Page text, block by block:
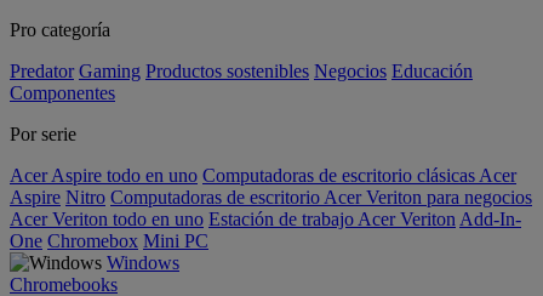
Pro categoría
Predator Gaming Productos sostenibles Negocios Educación
Componentes
Por serie
Acer Aspire todo en uno Computadoras de escritorio clásicas Acer
Aspire Nitro Computadoras de escritorio Acer Veriton para negocios
Acer Veriton todo en uno Estación de trabajo Acer Veriton Add-In-
One Chromebox Mini PC
Windows
Chromebooks